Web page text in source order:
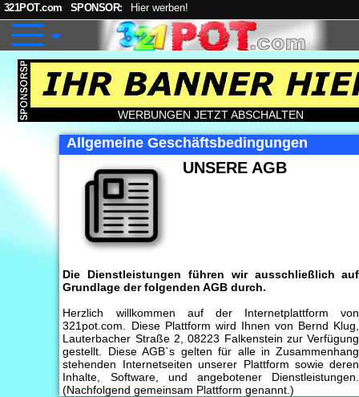
321POT.com SPONSOR: Hier werben!
WERBUNGEN JETZT ABSCHALTEN
Allgemeine Geschäftsbedingungen
UNSERE AGB
Die Dienstleistungen führen wir ausschließlich auf
Grundlage der folgenden AGB durch.
Herzlich willkommen auf der Internetplattform von
321pot.com. Diese Plattform wird Ihnen von Bernd Klug,
Lauterbacher Straße 2, 08223 Falkenstein zur Verfügung
gestellt. Diese AGB`s gelten für alle in Zusammenhang
stehenden Internetseiten unserer Plattform sowie deren
Inhalte, Software, und angebotener Dienstleistungen.
(Nachfolgend gemeinsam Plattform genannt.)